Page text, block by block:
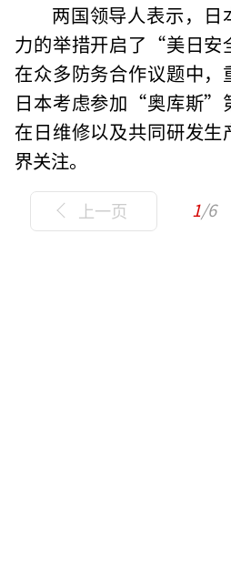
两国领导人表示，
力的举措开启了“美日安
在众多防务合作议题中，
日本考虑参加“奥库斯”
在日维修以及共同研发
界关注。
上一页 1/6